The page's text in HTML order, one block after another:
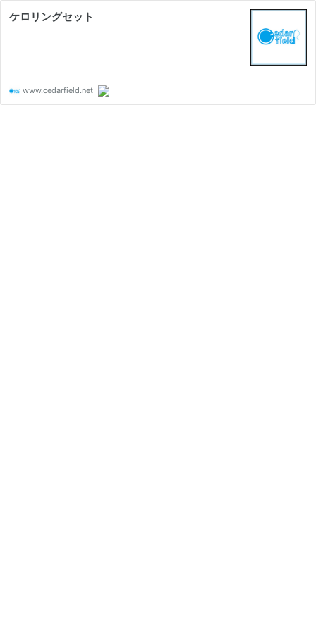
ケロリングセット
www.cedarfield.net